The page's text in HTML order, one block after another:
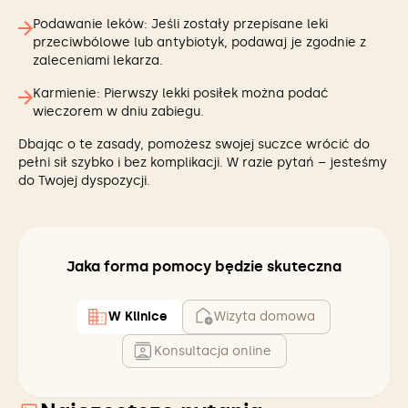
Podawanie leków: Jeśli zostały przepisane leki
przeciwbólowe lub antybiotyk, podawaj je zgodnie z
zaleceniami lekarza.
Karmienie: Pierwszy lekki posiłek można podać
wieczorem w dniu zabiegu.
Dbając o te zasady, pomożesz swojej suczce wrócić do
pełni sił szybko i bez komplikacji. W razie pytań – jesteśmy
do Twojej dyspozycji.
Jaka forma pomocy będzie skuteczna
W Klinice Wizyta domowa
Konsultacja online